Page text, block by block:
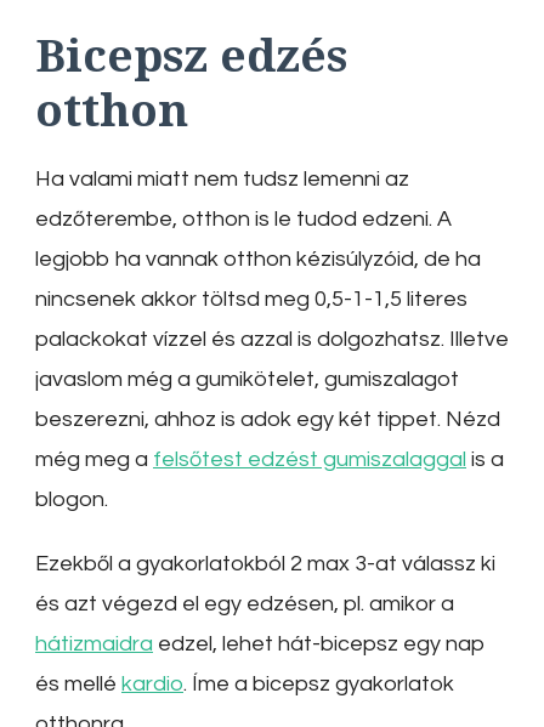
Bicepsz edzés
otthon
Ha valami miatt nem tudsz lemenni az
edzőterembe, otthon is le tudod edzeni. A
legjobb ha vannak otthon kézisúlyzóid, de ha
nincsenek akkor töltsd meg 0,5-1-1,5 literes
palackokat vízzel és azzal is dolgozhatsz. Illetve
javaslom még a gumikötelet, gumiszalagot
beszerezni, ahhoz is adok egy két tippet. Nézd
még meg a felsőtest edzést gumiszalaggal is a
blogon.
Ezekből a gyakorlatokból 2 max 3-at válassz ki
és azt végezd el egy edzésen, pl. amikor a
hátizmaidra edzel, lehet hát-bicepsz egy nap
és mellé kardio. Íme a bicepsz gyakorlatok